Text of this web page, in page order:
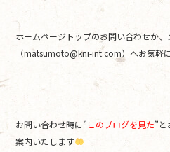
ホームページトップのお問い合わせか、
（matsumoto@kni-int.com）へお気軽
お問い合わせ時に”このブログを見た”
案内いたします